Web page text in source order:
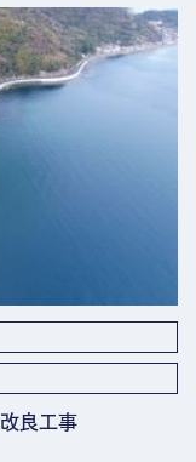
良工事